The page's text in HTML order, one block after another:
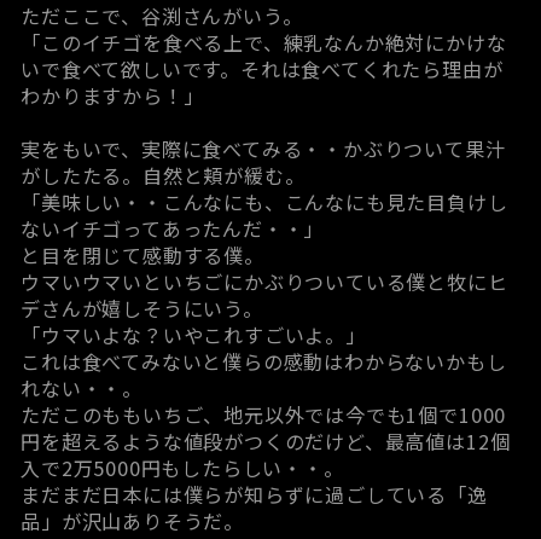
ただここで、谷渕さんがいう。
「このイチゴを食べる上で、練乳なんか絶対にかけな
いで食べて欲しいです。それは食べてくれたら理由が
わかりますから！」
実をもいで、実際に食べてみる・・かぶりついて果汁
がしたたる。自然と頬が緩む。
「美味しい・・こんなにも、こんなにも見た目負けし
ないイチゴってあったんだ・・」
と目を閉じて感動する僕。
ウマいウマいといちごにかぶりついている僕と牧にヒ
デさんが嬉しそうにいう。
「ウマいよな？いやこれすごいよ。」
これは食べてみないと僕らの感動はわからないかもし
れない・・。
ただこのももいちご、地元以外では今でも1個で1000
円を超えるような値段がつくのだけど、最高値は12個
入で2万5000円もしたらしい・・。
まだまだ日本には僕らが知らずに過ごしている「逸
品」が沢山ありそうだ。